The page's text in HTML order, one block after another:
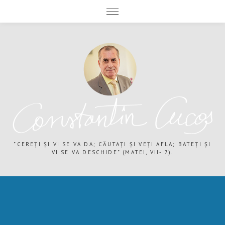
"CEREȚI ȘI VI SE VA DA; CĂUTAȚI ȘI VEȚI AFLA; BATEȚI ȘI
VI SE VA DESCHIDE" (MATEI, VII- 7).